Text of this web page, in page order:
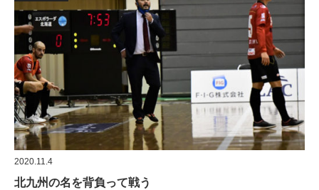
2020.11.4
北九州の名を背負って戦う